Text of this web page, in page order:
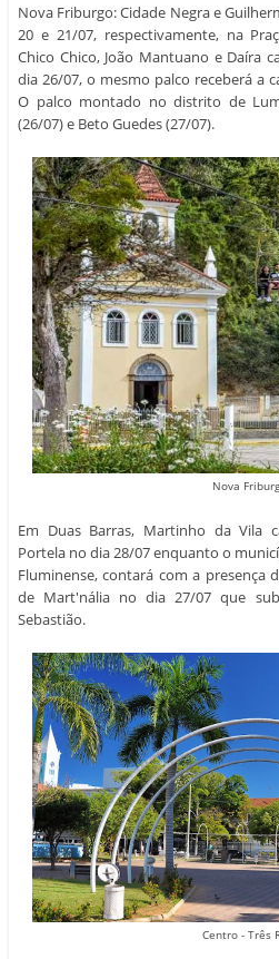
Nova Friburgo: Cidade Negra e
20 e 21/07, respectivamente, na
Chico Chico, João Mantuano e Daíra
dia 26/07, o mesmo palco receberá a
O palco montado no distrito de
(26/07) e Beto Guedes (27/07).
Nova
Em Duas Barras, Martinho da Vila
Portela no dia 28/07 enquanto o
Fluminense, contará com a presença
de Mart'nália no dia 27/07 que
Sebastião.
Centro - Três